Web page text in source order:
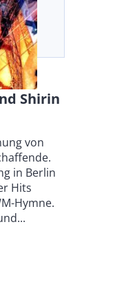
Shirin
von
in Berlin
Hits
Hymne.